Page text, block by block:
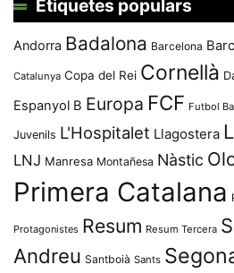
Etiquetes populars
Andorra Badalona Barcelona
Catalunya Copa del Rei Cornellà
Espanyol B Europa FCF Futbol
Juvenils L'Hospitalet Llagostera
LNJ Manresa Montañesa Nàstic
Primera Catalana
Protagonistes Resum Resum Tercera
Andreu Santboià Sants